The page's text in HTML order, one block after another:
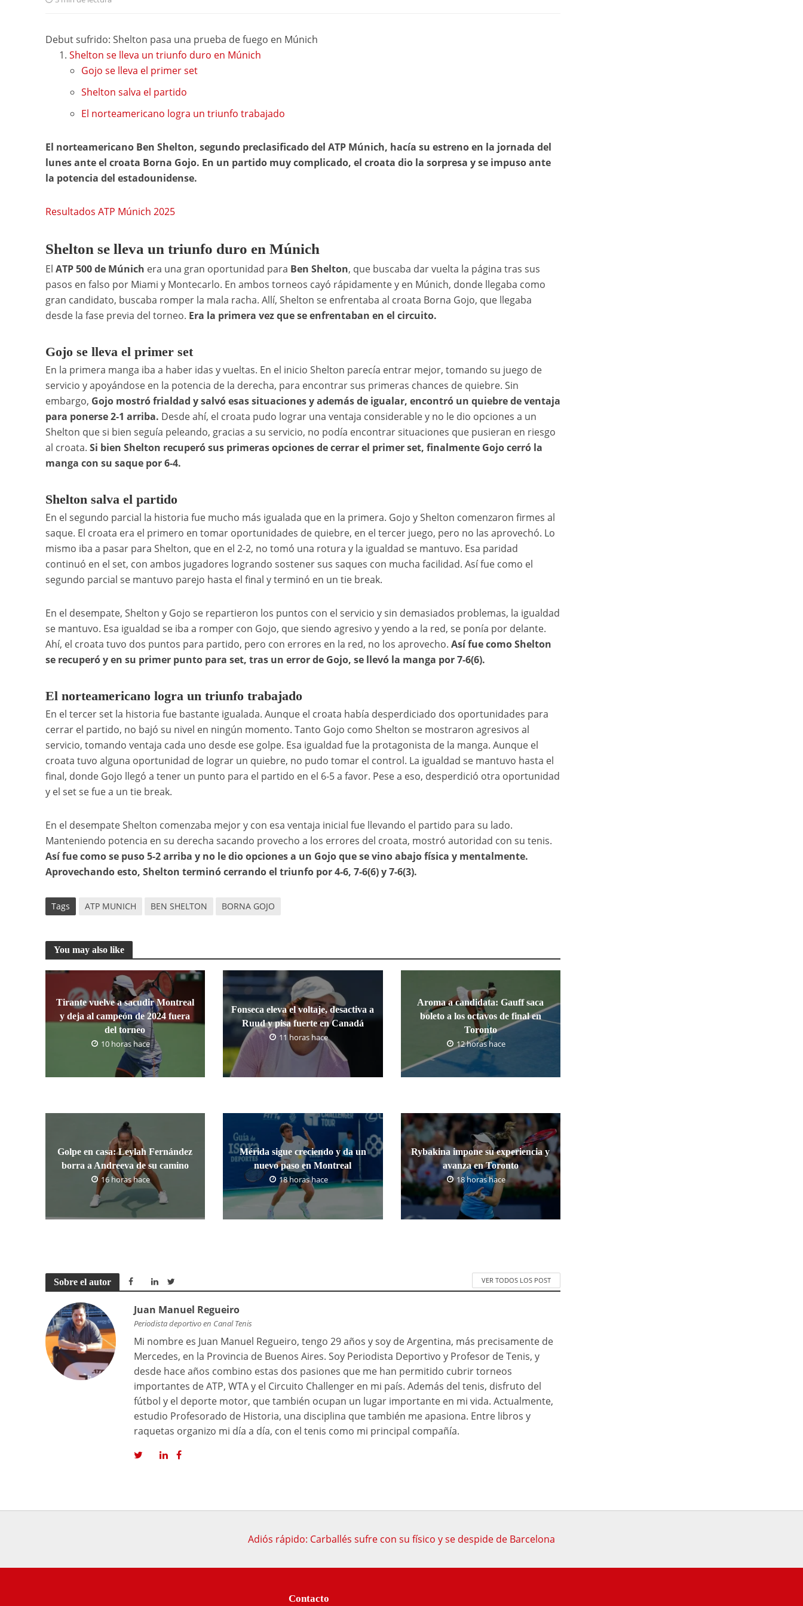
Debut sufrido: Shelton pasa una prueba de fuego en Múnich
Shelton se lleva un triunfo duro en Múnich
Gojo se lleva el primer set
Shelton salva el partido
El norteamericano logra un triunfo trabajado
El norteamericano Ben Shelton, segundo preclasificado del ATP Múnich, hacía su estreno en la jornada del
lunes ante el croata Borna Gojo. En un partido muy complicado, el croata dio la sorpresa y se impuso ante
la potencia del estadounidense.
Resultados ATP Múnich 2025
Shelton se lleva un triunfo duro en Múnich
El ATP 500 de Múnich era una gran oportunidad para Ben Shelton, que buscaba dar vuelta la página tras sus
pasos en falso por Miami y Montecarlo. En ambos torneos cayó rápidamente y en Múnich, donde llegaba como
gran candidato, buscaba romper la mala racha. Allí, Shelton se enfrentaba al croata Borna Gojo, que llegaba
desde la fase previa del torneo. Era la primera vez que se enfrentaban en el circuito.
Gojo se lleva el primer set
En la primera manga iba a haber idas y vueltas. En el inicio Shelton parecía entrar mejor, tomando su juego de
servicio y apoyándose en la potencia de la derecha, para encontrar sus primeras chances de quiebre. Sin
embargo, Gojo mostró frialdad y salvó esas situaciones y además de igualar, encontró un quiebre de ventaja
para ponerse 2-1 arriba. Desde ahí, el croata pudo lograr una ventaja considerable y no le dio opciones a un
Shelton que si bien seguía peleando, gracias a su servicio, no podía encontrar situaciones que pusieran en riesgo
al croata. Si bien Shelton recuperó sus primeras opciones de cerrar el primer set, finalmente Gojo cerró la
manga con su saque por 6-4.
Shelton salva el partido
En el segundo parcial la historia fue mucho más igualada que en la primera. Gojo y Shelton comenzaron firmes al
saque. El croata era el primero en tomar oportunidades de quiebre, en el tercer juego, pero no las aprovechó. Lo
mismo iba a pasar para Shelton, que en el 2-2, no tomó una rotura y la igualdad se mantuvo. Esa paridad
continuó en el set, con ambos jugadores logrando sostener sus saques con mucha facilidad. Así fue como el
segundo parcial se mantuvo parejo hasta el final y terminó en un tie break.
En el desempate, Shelton y Gojo se repartieron los puntos con el servicio y sin demasiados problemas, la igualdad
se mantuvo. Esa igualdad se iba a romper con Gojo, que siendo agresivo y yendo a la red, se ponía por delante.
Ahí, el croata tuvo dos puntos para partido, pero con errores en la red, no los aprovecho. Así fue como Shelton
se recuperó y en su primer punto para set, tras un error de Gojo, se llevó la manga por 7-6(6).
El norteamericano logra un triunfo trabajado
En el tercer set la historia fue bastante igualada. Aunque el croata había desperdiciado dos oportunidades para
cerrar el partido, no bajó su nivel en ningún momento. Tanto Gojo como Shelton se mostraron agresivos al
servicio, tomando ventaja cada uno desde ese golpe. Esa igualdad fue la protagonista de la manga. Aunque el
croata tuvo alguna oportunidad de lograr un quiebre, no pudo tomar el control. La igualdad se mantuvo hasta el
final, donde Gojo llegó a tener un punto para el partido en el 6-5 a favor. Pese a eso, desperdició otra oportunidad
y el set se fue a un tie break.
En el desempate Shelton comenzaba mejor y con esa ventaja inicial fue llevando el partido para su lado.
Manteniendo potencia en su derecha sacando provecho a los errores del croata, mostró autoridad con su tenis.
Así fue como se puso 5-2 arriba y no le dio opciones a un Gojo que se vino abajo física y mentalmente.
Aprovechando esto, Shelton terminó cerrando el triunfo por 4-6, 7-6(6) y 7-6(3).
Tags ATP MUNICH BEN SHELTON BORNA GOJO
You may also like
Tirante vuelve a sacudir Montreal
y deja al campeón de 2024 fuera
del torneo
10 horas hace
Fonseca eleva el voltaje, desactiva a
Ruud y pisa fuerte en Canadá
11 horas hace
Aroma a candidata: Gauff saca
boleto a los octavos de final en
Toronto
12 horas hace
Golpe en casa: Leylah Fernández
borra a Andreeva de su camino
16 horas hace
Mérida sigue creciendo y da un
nuevo paso en Montreal
18 horas hace
Rybakina impone su experiencia y
avanza en Toronto
18 horas hace
Sobre el autor VER TODOS LOS POST
Juan Manuel Regueiro
Periodista deportivo en Canal Tenis
Mi nombre es Juan Manuel Regueiro, tengo 29 años y soy de Argentina, más precisamente de
Mercedes, en la Provincia de Buenos Aires. Soy Periodista Deportivo y Profesor de Tenis, y
desde hace años combino estas dos pasiones que me han permitido cubrir torneos
importantes de ATP, WTA y el Circuito Challenger en mi país. Además del tenis, disfruto del
fútbol y el deporte motor, que también ocupan un lugar importante en mi vida. Actualmente,
estudio Profesorado de Historia, una disciplina que también me apasiona. Entre libros y
raquetas organizo mi día a día, con el tenis como mi principal compañía.
Adiós rápido: Carballés sufre con su físico y se despide de Barcelona
Contacto